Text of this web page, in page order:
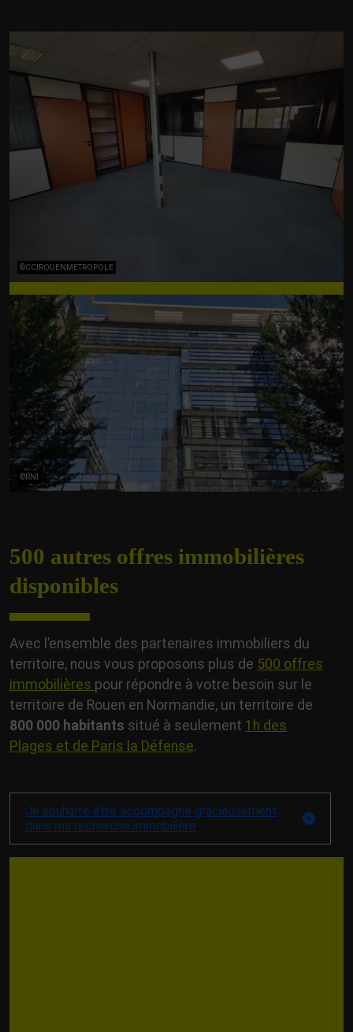
©CCIROUENMETROPOLE
©RNI
500 autres offres immobilières
disponibles
Avec l’ensemble des partenaires immobiliers du
territoire, nous vous proposons plus de 500 offres
immobilières pour répondre à votre besoin sur le
territoire de Rouen en Normandie, un territoire de
800 000 habitants situé à seulement 1 h des
Plages et de Paris la Défense.
Je souhaite être accompagné gracieusement
dans ma recherche immobilière